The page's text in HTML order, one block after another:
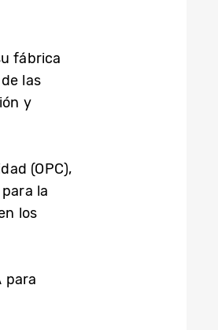
fábrica
las
y
(OPC),
la
los
para